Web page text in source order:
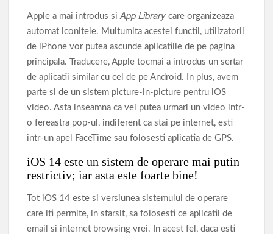
Apple a mai introdus siApp Library care organizeaza
automat iconitele. Multumita acestei functii, utilizatorii
de iPhone vor putea ascunde aplicatiile de pe pagina
principala. Traducere, Apple tocmai a introdus un sertar
de aplicatii similar cu cel de pe Android. In plus, avem
parte si de un sistem picture-in-picture pentru iOS
video. Asta inseamna ca vei putea urmari un video intr-
o fereastra pop-ul, indiferent ca stai pe internet, esti
intr-un apel FaceTime sau folosesti aplicatia de GPS.
iOS 14 este un sistem de operare mai putin
restrictiv; iar asta este foarte bine!
Tot iOS 14 este si versiunea sistemului de operare
care iti permite, in sfarsit, sa folosesti ce aplicatii de
email si internet browsing vrei. In acest fel, daca esti